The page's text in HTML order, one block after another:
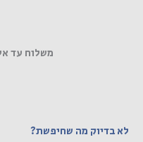
משלוח עד
לא בדיוק מה שחיפשת?